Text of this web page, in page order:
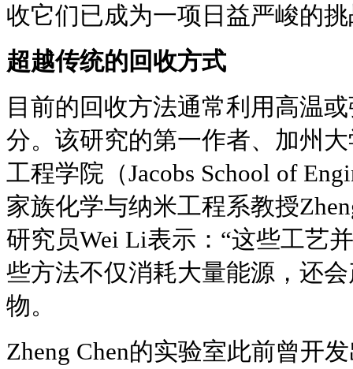
收它们已成为一项日益严峻的
超越传统的回收方式
目前的回收方法通常利用高温
分。该研究的第一作者、加州
工程学院（Jacobs School of
家族化学与纳米工程系教授
研究员Wei Li表示：“这些工艺
些方法不仅消耗大量能源，还
物。
Zheng Chen的实验室此前曾开